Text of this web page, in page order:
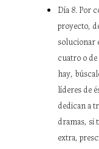
Día 8. Por
proyecto,
solucionar
cuatro o de
hay,
líderes de
dedican a
dramas, si
extra,